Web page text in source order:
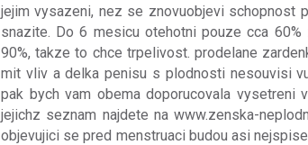
jejim vysazeni, nez se znovuobjevi schopnost
snazite. Do 6 mesicu otehotni pouze cca
90%, takze to chce trpelivost. prodelane
mit vliv a delka penisu s plodnosti nesouvisi
pak bych vam obema doporucovala vysetreni
jejichz seznam najdete na www.zenska-
objevujici se pred menstruaci budou asi